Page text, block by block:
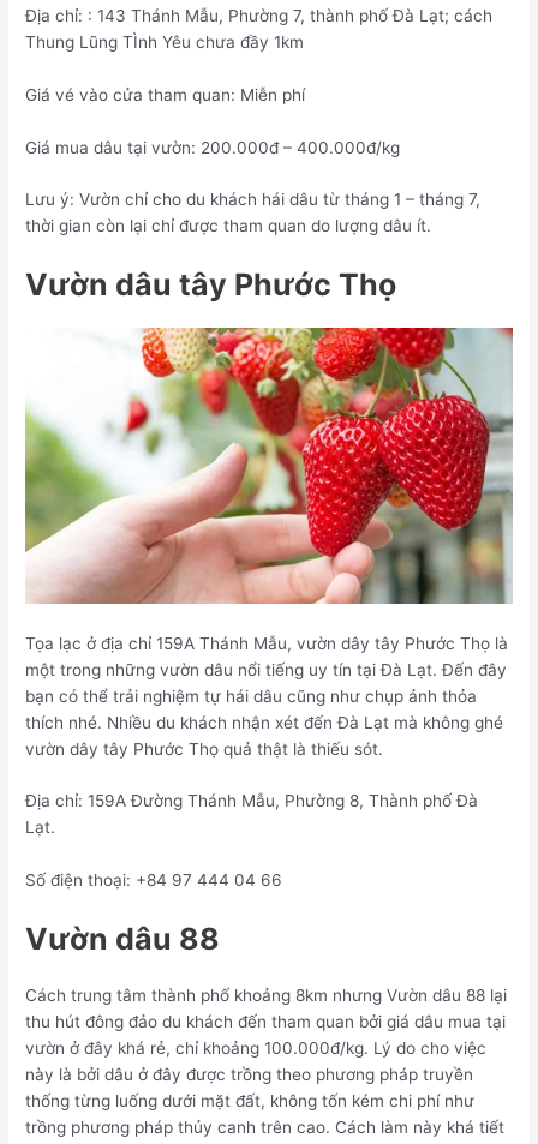
Địa chỉ: : 143 Thánh Mẫu, Phường 7, thành phố Đà Lạt; cách
Thung Lũng TÌnh Yêu chưa đầy 1km
Giá vé vào cửa tham quan: Miễn phí
Giá mua dâu tại vườn: 200.000đ – 400.000đ/kg
Lưu ý: Vườn chỉ cho du khách hái dâu từ tháng 1 – tháng 7,
thời gian còn lại chỉ được tham quan do lượng dâu ít.
Vườn dâu tây Phước Thọ
Tọa lạc ở địa chỉ 159A Thánh Mẫu, vườn dây tây Phước Thọ là
một trong những vườn dâu nổi tiếng uy tín tại Đà Lạt. Đến đây
bạn có thể trải nghiệm tự hái dâu cũng như chụp ảnh thỏa
thích nhé. Nhiều du khách nhận xét đến Đà Lạt mà không ghé
vườn dây tây Phước Thọ quả thật là thiếu sót.
Địa chỉ: 159A Đường Thánh Mẫu, Phường 8, Thành phố Đà
Lạt.
Số điện thoại: +84 97 444 04 66
Vườn dâu 88
Cách trung tâm thành phố khoảng 8km nhưng Vườn dâu 88 lại
thu hút đông đảo du khách đến tham quan bởi giá dâu mua tại
vườn ở đây khá rẻ, chỉ khoảng 100.000đ/kg. Lý do cho việc
này là bởi dâu ở đây được trồng theo phương pháp truyền
thống từng luống dưới mặt đất, không tốn kém chi phí như
trồng phương pháp thủy canh trên cao. Cách làm này khá tiết